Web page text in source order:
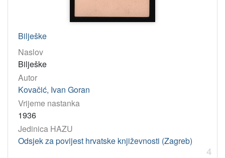
Bilješke
Naslov
Bilješke
Autor
Kovačić, Ivan Goran
Vrijeme nastanka
1936
Jedinica HAZU
Odsjek za povijest hrvatske književnosti (Zagreb)
4